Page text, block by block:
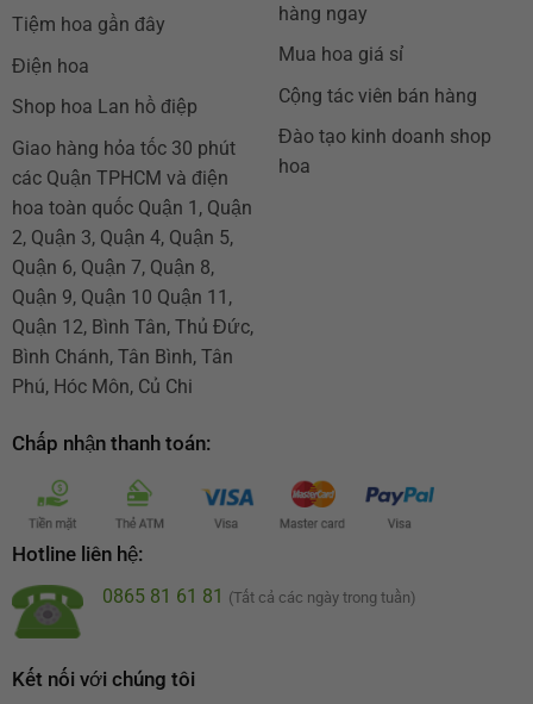
Tiệm hoa gần đây
Điện hoa
Shop hoa Lan hồ điệp
Giao hàng hỏa tốc 30 phút
các Quận TPHCM và điện
hoa toàn quốc Quận 1, Quận
2, Quận 3, Quận 4, Quận 5,
Quận 6, Quận 7, Quận 8,
Quận 9, Quận 10 Quận 11,
Quận 12, Bình Tân, Thủ Đức,
Bình Chánh, Tân Bình, Tân
Phú, Hóc Môn, Củ Chi
hàng ngay
Mua hoa giá sỉ
Cộng tác viên bán hàng
Đào tạo kinh doanh shop
hoa
Chấp nhận thanh toán:
Hotline liên hệ:
0865 81 61 81 (Tất cả các ngày trong tuần)
Kết nối với chúng tôi